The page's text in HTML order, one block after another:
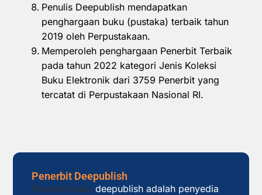
Penulis Deepublish mendapatkan
penghargaan buku (pustaka) terbaik tahun
2019 oleh Perpustakaan.
Memperoleh penghargaan Penerbit Terbaik
pada tahun 2022 kategori Jenis Koleksi
Buku Elektronik dari 3759 Penerbit yang
tercatat di Perpustakaan Nasional RI.
Penerbit Deepublish
Penerbit buku deepublish adalah penyedia